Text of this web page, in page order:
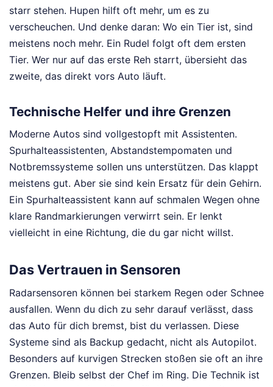
starr stehen. Hupen hilft oft mehr, um es zu
verscheuchen. Und denke daran: Wo ein Tier ist, sind
meistens noch mehr. Ein Rudel folgt oft dem ersten
Tier. Wer nur auf das erste Reh starrt, übersieht das
zweite, das direkt vors Auto läuft.
Technische Helfer und ihre Grenzen
Moderne Autos sind vollgestopft mit Assistenten.
Spurhalteassistenten, Abstandstempomaten und
Notbremssysteme sollen uns unterstützen. Das klappt
meistens gut. Aber sie sind kein Ersatz für dein Gehirn.
Ein Spurhalteassistent kann auf schmalen Wegen ohne
klare Randmarkierungen verwirrt sein. Er lenkt
vielleicht in eine Richtung, die du gar nicht willst.
Das Vertrauen in Sensoren
Radarsensoren können bei starkem Regen oder Schnee
ausfallen. Wenn du dich zu sehr darauf verlässt, dass
das Auto für dich bremst, bist du verlassen. Diese
Systeme sind als Backup gedacht, nicht als Autopilot.
Besonders auf kurvigen Strecken stoßen sie oft an ihre
Grenzen. Bleib selbst der Chef im Ring. Die Technik ist